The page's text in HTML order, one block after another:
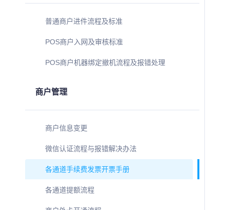
普通商户进件流程及标准
POS商户入网及审核标准
POS商户机器绑定撤机流程及报错处理
商户管理
商户信息变更
微信认证流程与报错解决办法
各通道手续费发票开票手册
各通道提额流程